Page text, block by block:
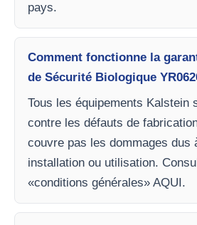
pays.
Comment fonctionne la
de Sécurité Biologique
Tous les équipements Kalstein
contre les défauts de
couvre pas les dommages dus
installation ou utilisation.
«conditions générales» AQUI.